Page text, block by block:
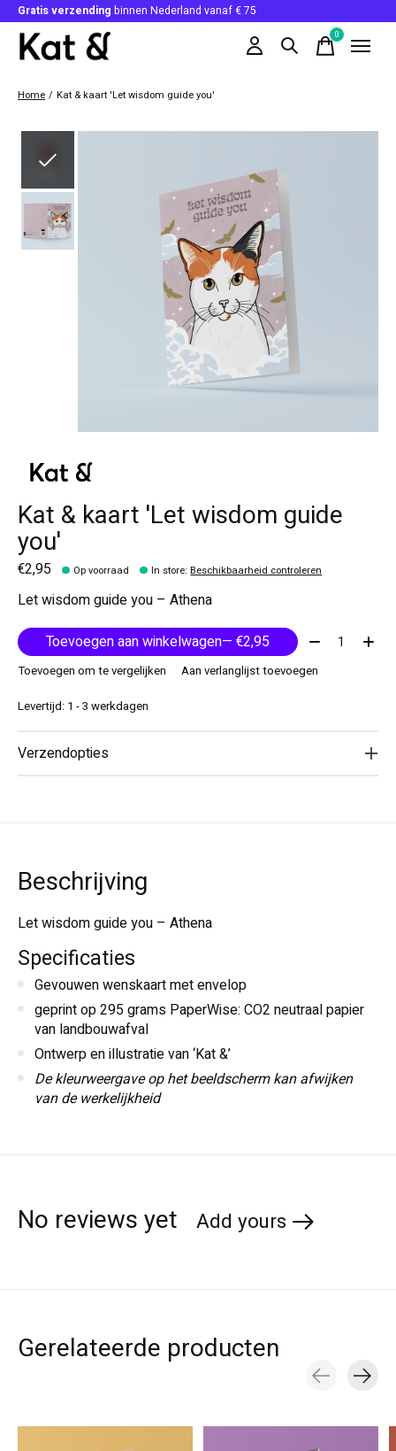
Gratis verzending binnen Nederland vanaf € 75
0items
Home / Kat & kaart 'Let wisdom guide you'
Kat & kaart 'Let wisdom guide
you'
€2,95 Op voorraad In store:Beschikbaarheid controleren
Let wisdom guide you – Athena
Toevoegen aan winkelwagen
— €2,95 Aantal:
Toevoegen om te vergelijken
Aan verlanglijst toevoegen
Levertijd: 1 - 3 werkdagen
Verzendopties
Beschrijving
Let wisdom guide you – Athena
Specificaties
Gevouwen wenskaart met envelop
geprint op 295 grams PaperWise: CO2 neutraal papier
van landbouwafval
Ontwerp en illustratie van ‘Kat &’
De kleurweergave op het beeldscherm kan afwijken
van de werkelijkheid
No reviews yet Add yours
Gerelateerde producten